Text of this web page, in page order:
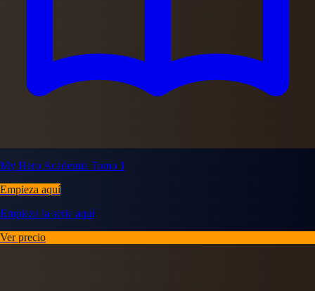
My Hero Academia Tomo 1
Empieza aquí
Empieza la serie aquí
Ver precio